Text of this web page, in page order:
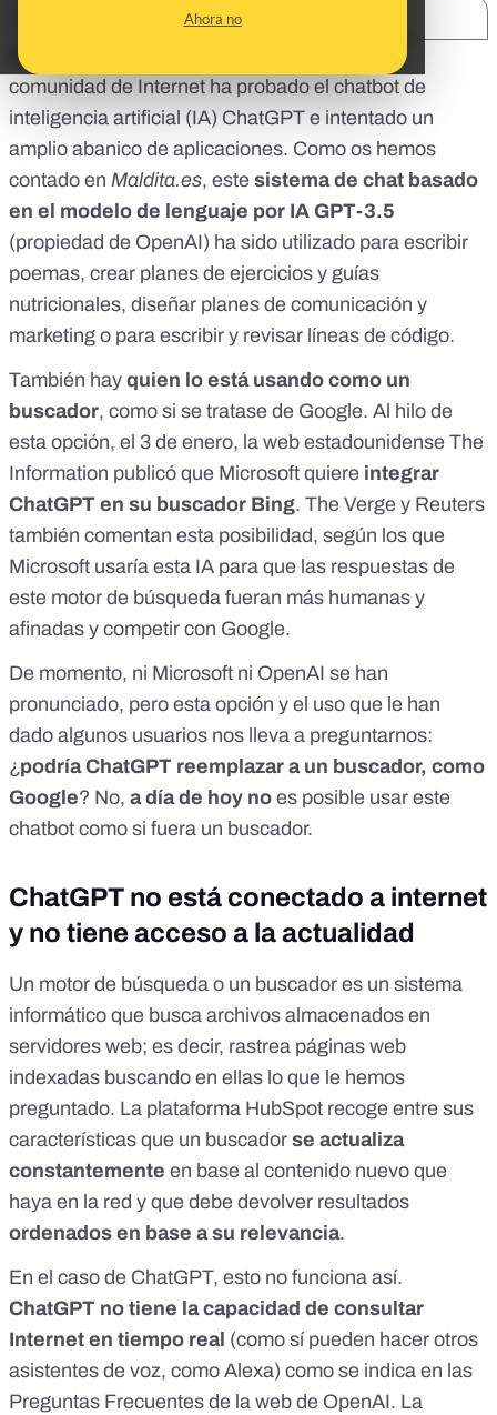
Ahora no
Desde que se lanzara su versión beta, media
comunidad de Internet ha probado el chatbot de
inteligencia artificial (IA) ChatGPT e intentado un
amplio abanico de aplicaciones. Como os hemos
contado en Maldita.es, este sistema de chat basado
en el modelo de lenguaje por IA GPT-3.5
(propiedad de OpenAI) ha sido utilizado para escribir
poemas, crear planes de ejercicios y guías
nutricionales, diseñar planes de comunicación y
marketing o para escribir y revisar líneas de código.
También hay quien lo está usando como un
buscador, como si se tratase de Google. Al hilo de
esta opción, el 3 de enero, la web estadounidense The
Information publicó que Microsoft quiere integrar
ChatGPT en su buscador Bing. The Verge y Reuters
también comentan esta posibilidad, según los que
Microsoft usaría esta IA para que las respuestas de
este motor de búsqueda fueran más humanas y
afinadas y competir con Google.
De momento, ni Microsoft ni OpenAI se han
pronunciado, pero esta opción y el uso que le han
dado algunos usuarios nos lleva a preguntarnos:
¿podría ChatGPT reemplazar a un buscador, como
Google? No, a día de hoy no es posible usar este
chatbot como si fuera un buscador.
ChatGPT no está conectado a internet
y no tiene acceso a la actualidad
Un motor de búsqueda o un buscador es un sistema
informático que busca archivos almacenados en
servidores web; es decir, rastrea páginas web
indexadas buscando en ellas lo que le hemos
preguntado. La plataforma HubSpot recoge entre sus
características que un buscador se actualiza
constantemente en base al contenido nuevo que
haya en la red y que debe devolver resultados
ordenados en base a su relevancia.
En el caso de ChatGPT, esto no funciona así.
ChatGPT no tiene la capacidad de consultar
Internet en tiempo real (como sí pueden hacer otros
asistentes de voz, como Alexa) como se indica en las
Preguntas Frecuentes de la web de OpenAI. La